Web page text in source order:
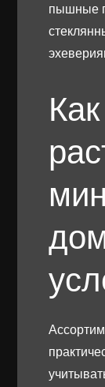
пышные